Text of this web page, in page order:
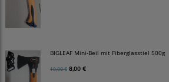
BIGLEAF Mini-Beil mit Fiberglasstiel 500g
10,00 € 8,00 €